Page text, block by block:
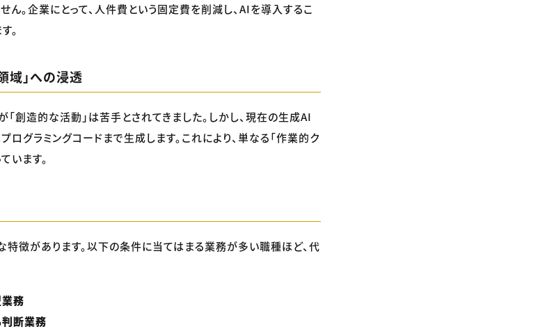
ん。企業にとって、人件費という固定費を削減し、AIを導入するこ
。
域」への浸透
創造的な活動」は苦手とされてきました。しかし、現在の生成AI
ログラミングコードまで生成します。これにより、単なる「作業的ク
います。
徴があります。以下の条件に当てはまる業務が多い職種ほど、代
務
断業務